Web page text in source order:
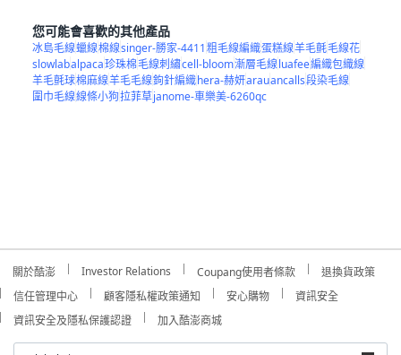
您可能會喜歡的其他產品
冰島毛線蠟線棉線singer-勝家-4411粗毛線編織蛋糕線羊毛氈毛線花
slowlabalpaca珍珠棉毛線刺繡cell-bloom漸層毛線luafee編織包織線
羊毛氈球棉麻線羊毛毛線鉤針編織hera-赫妍arauancalls段染毛線
圍巾毛線線條小狗拉菲草janome-車樂美-6260qc
關於酷澎 Investor Relations Coupang使用者條款
退換貨政策
信任管理中心
顧客隱私權政策通知 安心購物
資訊安全
資訊安全及隱私保護認證
加入酷澎商城